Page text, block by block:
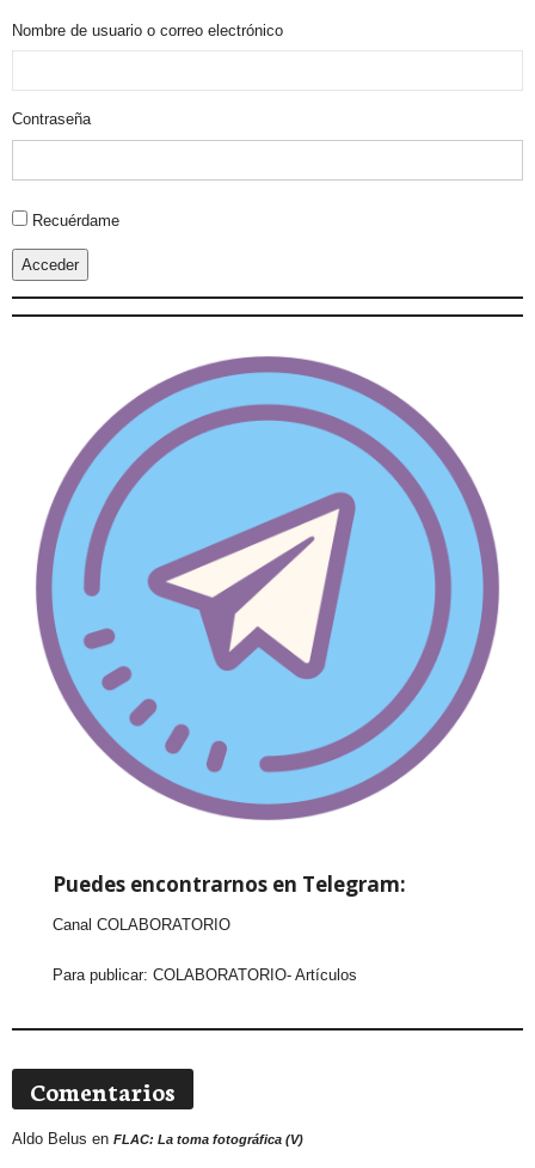
Nombre de usuario o correo electrónico
Contraseña
Alternative:
Recuérdame
Acceder
Puedes encontrarnos en Telegram:
Canal COLABORATORIO
Para publicar:COLABORATORIO- Artículos
Comentarios
Aldo Belus en FLAC: La toma fotográfica (V)